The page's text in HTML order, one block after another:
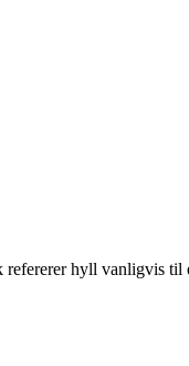
hyll vanligvis